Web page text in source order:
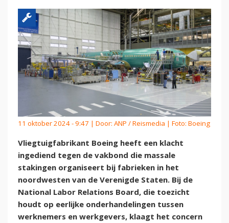
11 oktober 2024 - 9:47 | Door: ANP / Reismedia | Foto: Boeing
Vliegtuigfabrikant Boeing heeft een klacht
ingediend tegen de vakbond die massale
stakingen organiseert bij fabrieken in het
noordwesten van de Verenigde Staten. Bij de
National Labor Relations Board, die toezicht
houdt op eerlijke onderhandelingen tussen
werknemers en werkgevers, klaagt het concern